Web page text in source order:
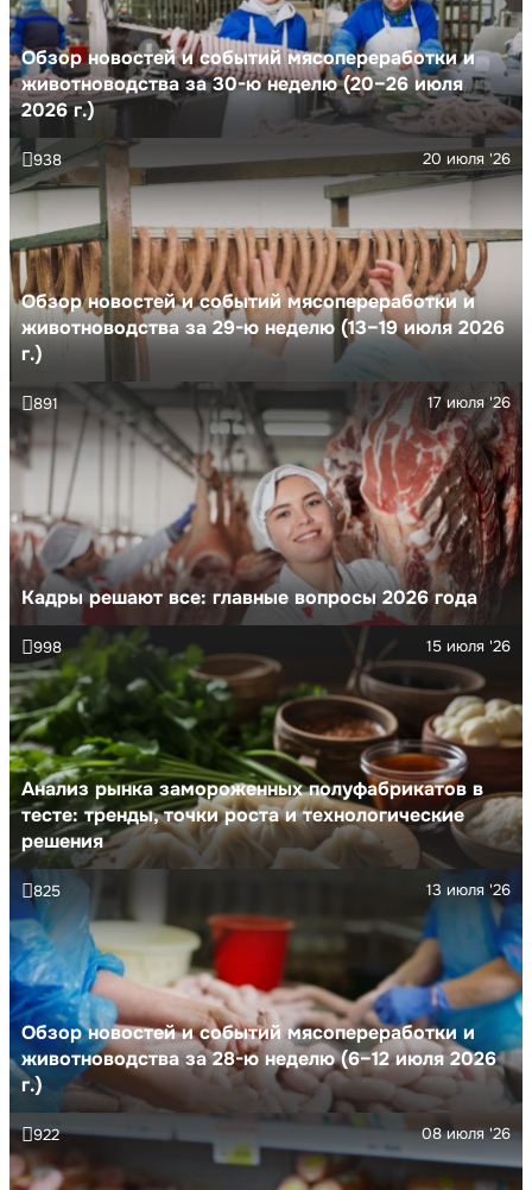
Обзор новостей и событий мясопереработки и
животноводства за 30-ю неделю (20–26 июля
2026 г.)
Обзор новостей и событий мясопереработки и
животноводства за 29-ю неделю (13–19 июля 2026
г.)
20 июля '26
938
Кадры решают все: главные вопросы 2026 года
17 июля '26
891
Анализ рынка замороженных полуфабрикатов в
тесте: тренды, точки роста и технологические
решения
15 июля '26
998
Обзор новостей и событий мясопереработки и
животноводства за 28-ю неделю (6–12 июля 2026
г.)
13 июля '26
825
08 июля '26
922